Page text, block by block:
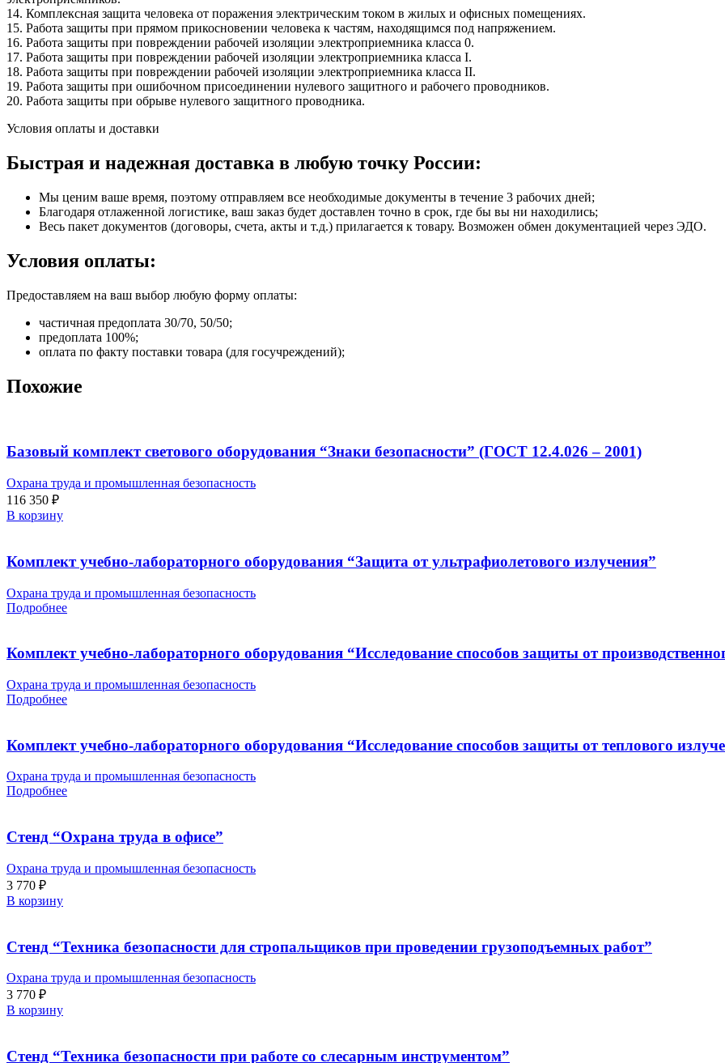
14. Комплексная защита человека от поражения электрическим током в жилых и офисных помещениях.
15. Работа защиты при прямом прикосновении человека к частям, находящимся под напряжением.
16. Работа защиты при повреждении рабочей изоляции электроприемника класса 0.
17. Работа защиты при повреждении рабочей изоляции электроприемника класса I.
18. Работа защиты при повреждении рабочей изоляции электроприемника класса II.
19. Работа защиты при ошибочном присоединении нулевого защитного и рабочего проводников.
20. Работа защиты при обрыве нулевого защитного проводника.
Условия оплаты и доставки
Быстрая и надежная доставка в любую точку России:
Мы ценим ваше время, поэтому отправляем все необходимые документы в течение 3 рабочих дней;
Благодаря отлаженной логистике, ваш заказ будет доставлен точно в срок, где бы вы ни находились;
Весь пакет документов (договоры, счета, акты и т.д.) прилагается к товару. Возможен обмен документацией через ЭДО.
Условия оплаты:
Предоставляем на ваш выбор любую форму оплаты:
частичная предоплата 30/70, 50/50;
предоплата 100%;
оплата по факту поставки товара (для госучреждений);
Похожие
Базовый комплект светового оборудования “Знаки безопасности” (ГОСТ 12.4.026 – 2001)
Охрана труда и промышленная безопасность
116 350 ₽
В корзину
Комплект учебно-лабораторного оборудования “Защита от ультрафиолетового излучения”
Охрана труда и промышленная безопасность
Подробнее
Комплект учебно-лабораторного оборудования “Исследование способов защиты от
Охрана труда и промышленная безопасность
Подробнее
Комплект учебно-лабораторного оборудования “Исследование способов защиты от теплового
Охрана труда и промышленная безопасность
Подробнее
Стенд “Охрана труда в офисе”
Охрана труда и промышленная безопасность
3 770 ₽
В корзину
Стенд “Техника безопасности для стропальщиков при проведении грузоподъемных работ”
Охрана труда и промышленная безопасность
3 770 ₽
В корзину
Стенд “Техника безопасности при работе со слесарным инструментом”